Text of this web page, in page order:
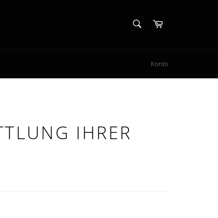
Warenkorb
Konto
IHRER